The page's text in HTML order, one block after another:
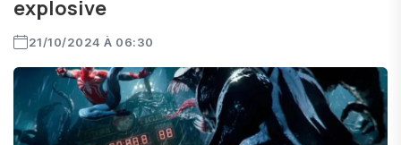
explosive
21/10/2024 À 06:30